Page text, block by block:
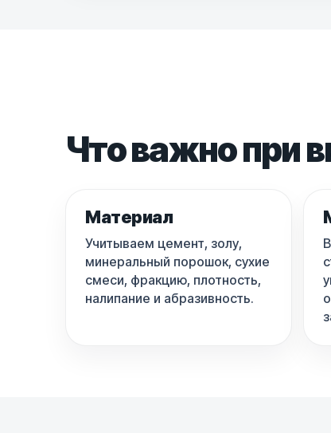
Что важно при
Материал
Учитываем цемент, золу,
минеральный порошок, сухие
смеси, фракцию, плотность,
налипание и абразивность.